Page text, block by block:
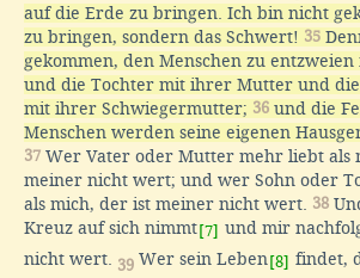
auf die Erde zu bringen. Ich bin nicht
zu bringen, sondern das Schwert! 35
gekommen, den Menschen zu
und die Tochter mit ihrer Mutter und
mit ihrer Schwiegermutter; 36 und die
Menschen werden seine eigenen
37 Wer Vater oder Mutter mehr liebt als
meiner nicht wert; und wer Sohn oder
als mich, der ist meiner nicht wert. 38
Kreuz auf sich nimmt[7] und mir
nicht wert. 39 Wer sein Leben [8] findet,